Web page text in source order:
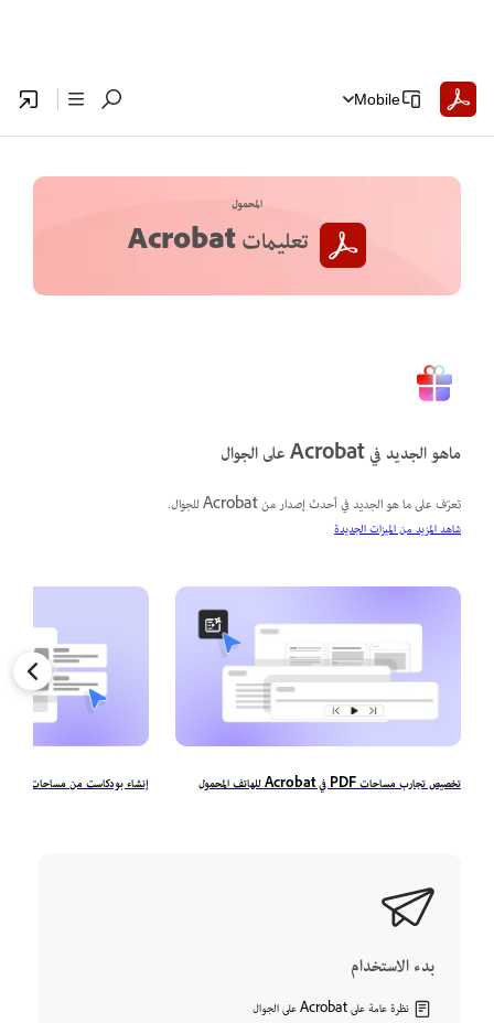
Mobile
المحمول
تعليمات Acrobat
ماهو الجديد في Acrobat على الجوال
تعرّف على ما هو الجديد في أحدث إصدار من Acrobat للجوال.
شاهد المزيد من الميزات الجديدة
تخصيص تجارب مساحات PDF في Acrobat للهاتف المحمول إنشاء بودكاست من مساحات PDF على الهاتف المحمول
بدء الاستخدام
نظرة عامة على Acrobat على الجوال